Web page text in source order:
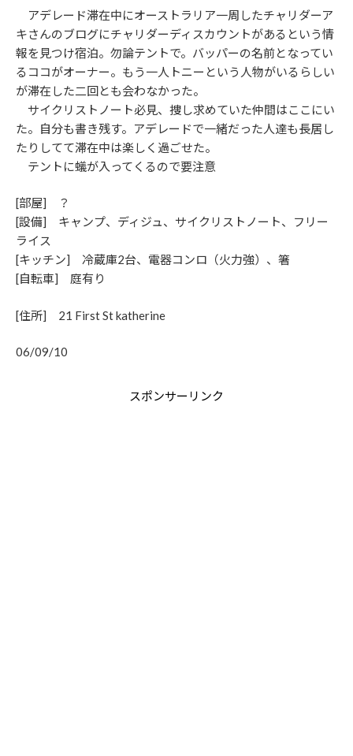
アデレード滞在中にオーストラリア一周したチャリダーア
キさんのブログにチャリダーディスカウントがあるという情
報を見つけ宿泊。勿論テントで。バッパーの名前となってい
るココがオーナー。もう一人トニーという人物がいるらしい
が滞在した二回とも会わなかった。
サイクリストノート必見、捜し求めていた仲間はここにい
た。自分も書き残す。アデレードで一緒だった人達も長居し
たりしてて滞在中は楽しく過ごせた。
テントに蟻が入ってくるので要注意
[部屋] ？
[設備] キャンプ、ディジュ、サイクリストノート、フリー
ライス
[キッチン] 冷蔵庫2台、電器コンロ（火力強）、箸
[自転車] 庭有り
[住所] 21 First St katherine
06/09/10
スポンサーリンク